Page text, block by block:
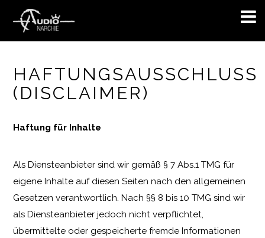
HAFTUNGSAUSSCHLUSS
(DISCLAIMER)
Haftung für Inhalte
Als Diensteanbieter sind wir gemäß § 7 Abs.1 TMG für
eigene Inhalte auf diesen Seiten nach den allgemeinen
Gesetzen verantwortlich. Nach §§ 8 bis 10 TMG sind wir
als Diensteanbieter jedoch nicht verpflichtet,
übermittelte oder gespeicherte fremde Informationen